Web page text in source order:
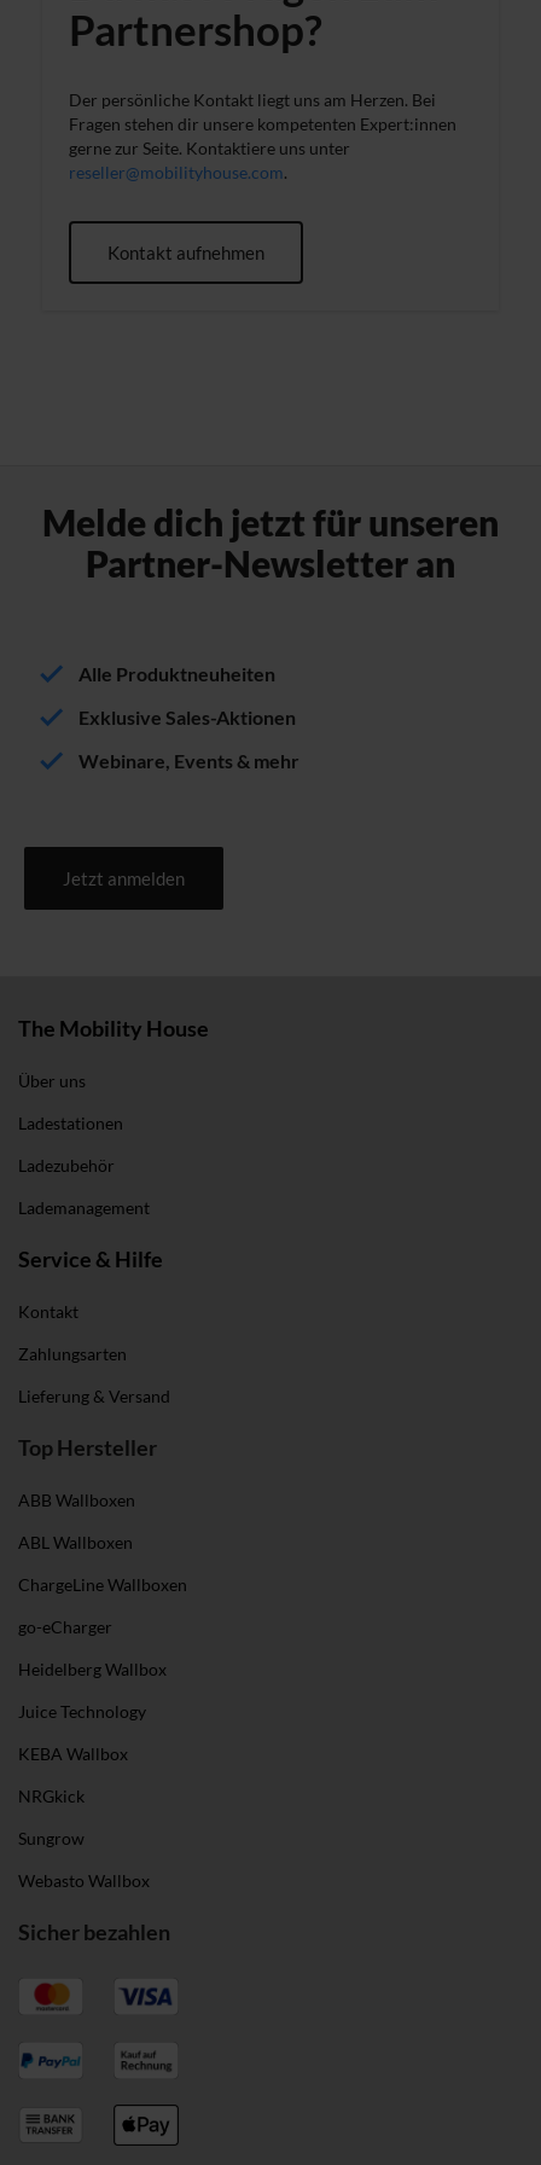
Verwendung unserer Website an unsere Partner für
soziale Medien, Werbung und Analysen weiter. Unsere
weiteren Daten zusammen, die du ihnen bereitgestellt
hast oder die sie im Rahmen deiner Nutzung der Dienste
gesammelt haben. Weitere Informationen findest du in
Impressum
Partnershop?
Der persönliche Kontakt liegt uns am Herzen. Bei
Fragen stehen dir unsere kompetenten Expert:innen
gerne zur Seite. Kontaktiere uns unter
reseller@mobilityhouse.com.
Kontakt aufnehmen
Melde dich jetzt für unseren
Partner-Newsletter an
Alle Produktneuheiten
Exklusive Sales-Aktionen
Webinare, Events & mehr
Jetzt anmelden
The Mobility House
Über uns
Ladestationen
Ladezubehör
Lademanagement
Service & Hilfe
Kontakt
Zahlungsarten
Lieferung & Versand
Top Hersteller
ABB Wallboxen
ABL Wallboxen
ChargeLine Wallboxen
go-eCharger
Heidelberg Wallbox
Juice Technology
KEBA Wallbox
NRGkick
Sungrow
Webasto Wallbox
Sicher bezahlen